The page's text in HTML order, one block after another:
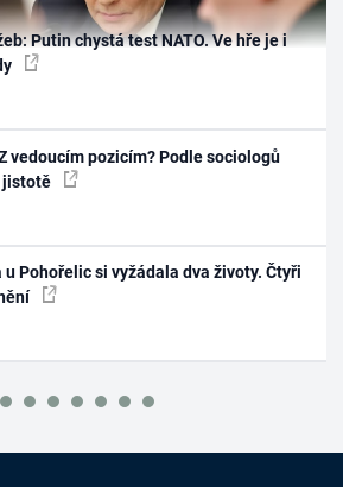
Putin chystá test NATO. Ve hře je i
vedoucím pozicím? Podle sociologů
jistotě
Pohořelic si vyžádala dva životy. Čtyři